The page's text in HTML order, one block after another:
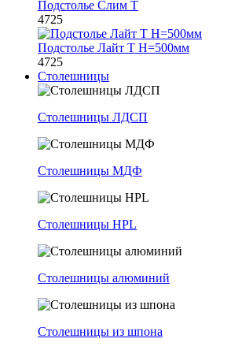
Подстолье Слим Т
4725
Подстолье Лайт Т H=500мм
4725
Столешницы
Столешницы ЛДСП
Столешницы МДФ
Столешницы HPL
Столешницы алюминий
Столешницы из шпона